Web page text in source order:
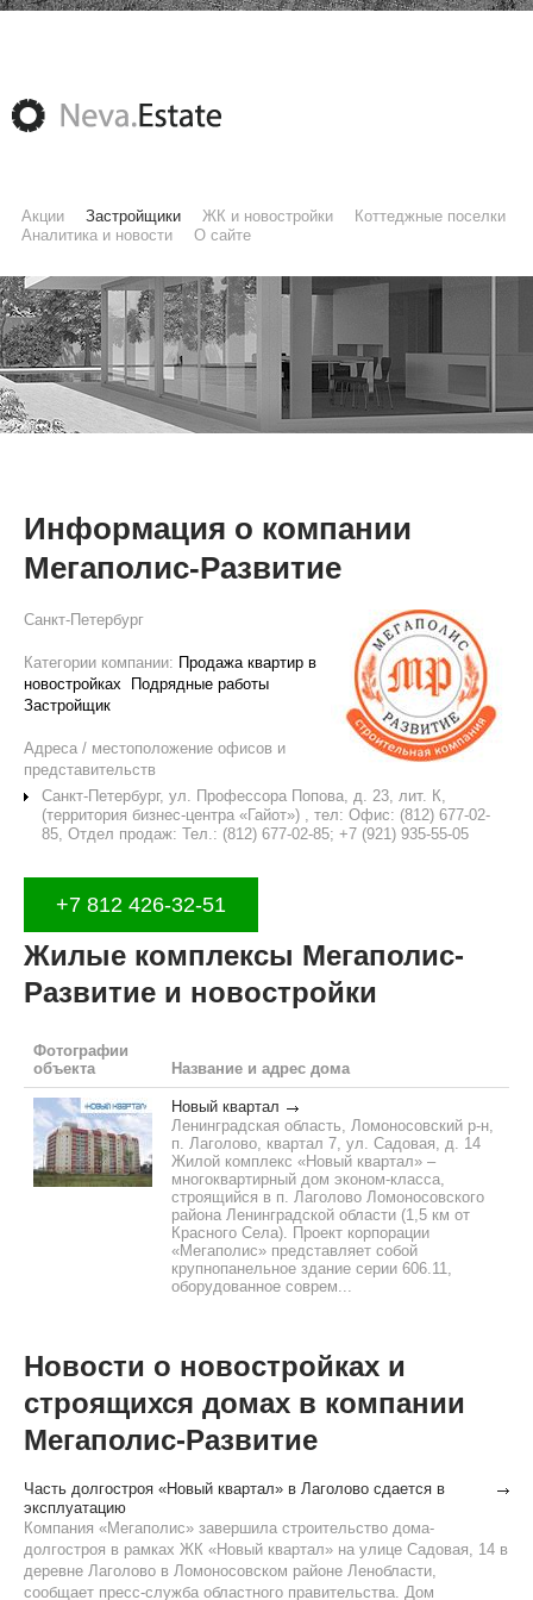
Акции Застройщики ЖК и новостройки
Коттеджные поселки
Аналитика и новости
О сайте
Информация о компании
Мегаполис-Развитие
Санкт-Петербург
Категории компании: Продажа квартир в
новостройках
Подрядные работы
Застройщик
Адреса / местоположение офисов и
представительств
Санкт-Петербург, ул. Профессора Попова, д. 23, лит. К,
(территория бизнес-центра «Гайот») , тел: Офис: (812) 677-02-
85, Отдел продаж: Тел.: (812) 677-02-85; +7 (921) 935-55-05
+7 812 426-32-51
Жилые комплексы Мегаполис-
Развитие и новостройки
Фотографии
объекта
Название и адрес дома
Новый квартал
Ленинградская область, Ломоносовский р-н,
п. Лаголово, квартал 7, ул. Садовая, д. 14
Жилой комплекс «Новый квартал» –
многоквартирный дом эконом-класса,
строящийся в п. Лаголово Ломоносовского
района Ленинградской области (1,5 км от
Красного Села). Проект корпорации
«Мегаполис» представляет собой
крупнопанельное здание серии 606.11,
оборудованное соврем...
Новости о новостройках и
строящихся домах в компании
Мегаполис-Развитие
Часть долгостроя «Новый квартал» в Лаголово сдается в
эксплуатацию
Компания «Мегаполис» завершила строительство дома-
долгостроя в рамках ЖК «Новый квартал» на улице Садовая, 14 в
деревне Лаголово в Ломоносовском районе Ленобласти,
сообщает пресс-служба областного правительства. Дом